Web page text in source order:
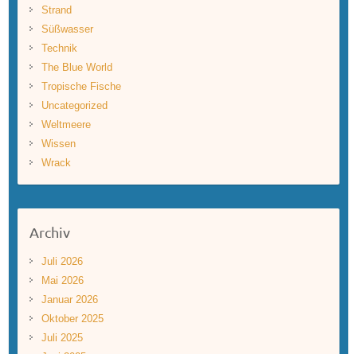
Strand
Süßwasser
Technik
The Blue World
Tropische Fische
Uncategorized
Weltmeere
Wissen
Wrack
Archiv
Juli 2026
Mai 2026
Januar 2026
Oktober 2025
Juli 2025